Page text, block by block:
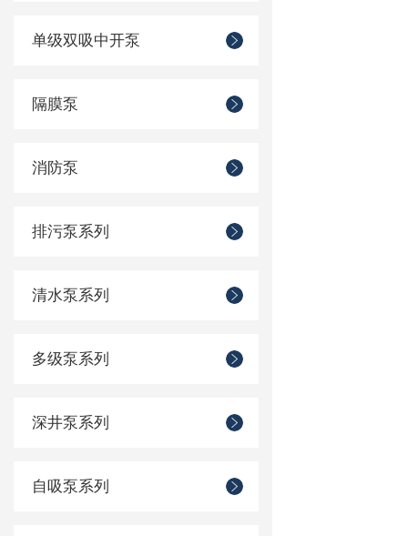
单级双吸中开泵
隔膜泵
消防泵
排污泵系列
清水泵系列
多级泵系列
深井泵系列
自吸泵系列